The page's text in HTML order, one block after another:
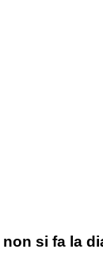
si fa la